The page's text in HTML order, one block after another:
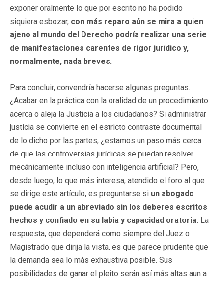
exponer oralmente lo que por escrito no ha podido
siquiera esbozar, con más reparo aún se mira a quien
ajeno al mundo del Derecho podría realizar una serie
de manifestaciones carentes de rigor jurídico y,
normalmente, nada breves.
Para concluir, convendría hacerse algunas preguntas.
¿Acabar en la práctica con la oralidad de un procedimiento
acerca o aleja la Justicia a los ciudadanos? Si administrar
justicia se convierte en el estricto contraste documental
de lo dicho por las partes, ¿estamos un paso más cerca
de que las controversias jurídicas se puedan resolver
mecánicamente incluso con inteligencia artificial? Pero,
desde luego, lo que más interesa, atendido el foro al que
se dirige este artículo, es preguntarse si un abogado
puede acudir a un abreviado sin los deberes escritos
hechos y confiado en su labia y capacidad oratoria. La
respuesta, que dependerá como siempre del Juez o
Magistrado que dirija la vista, es que parece prudente que
la demanda sea lo más exhaustiva posible. Sus
posibilidades de ganar el pleito serán así más altas aun a